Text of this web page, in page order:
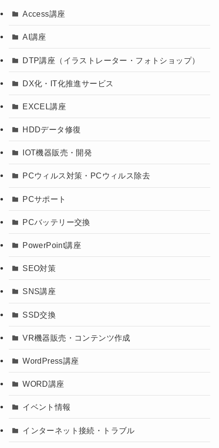
Access講座
AI講座
DTP講座（イラストレーター・フォトショップ）
DX化・IT化推進サービス
EXCEL講座
HDDデータ修復
IOT機器販売・開発
PCウィルス対策・PCウィルス除去
PCサポート
PCバッテリー交換
PowerPoint講座
SEO対策
SNS講座
SSD交換
VR機器販売・コンテンツ作成
WordPress講座
WORD講座
イベント情報
インターネット接続・トラブル